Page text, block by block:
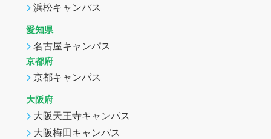
浜松キャンパス
愛知県
名古屋キャンパス
京都府
京都キャンパス
大阪府
大阪天王寺キャンパス
大阪梅田キャンパス